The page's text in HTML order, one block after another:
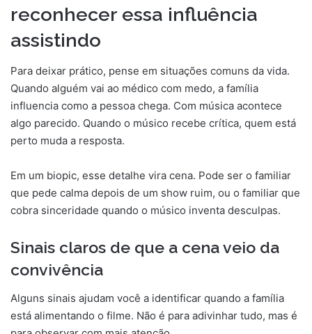
reconhecer essa influência
assistindo
Para deixar prático, pense em situações comuns da vida.
Quando alguém vai ao médico com medo, a família
influencia como a pessoa chega. Com música acontece
algo parecido. Quando o músico recebe crítica, quem está
perto muda a resposta.
Em um biopic, esse detalhe vira cena. Pode ser o familiar
que pede calma depois de um show ruim, ou o familiar que
cobra sinceridade quando o músico inventa desculpas.
Sinais claros de que a cena veio da
convivência
Alguns sinais ajudam você a identificar quando a família
está alimentando o filme. Não é para adivinhar tudo, mas é